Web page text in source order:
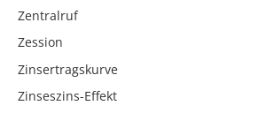
Zentralruf
Zession
Zinsertragskurve
Zinseszins-Effekt